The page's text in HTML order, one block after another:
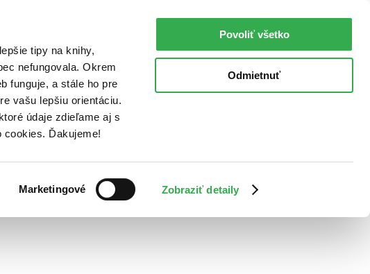
tipy na knihy,
nefungovala. Okrem
funguje, a stále ho pre
vašu lepšiu orientáciu.
údaje zdieľame aj s
Ďakujeme!
Marketingové Zobraziť detaily
Povoliť všetko
Odmietnuť